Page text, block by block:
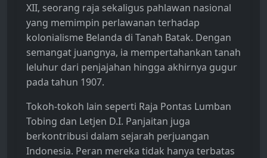
XII, seorang raja sekaligus pahlawan nasional
yang memimpin perlawanan terhadap
kolonialisme Belanda di Tanah Batak. Dengan
semangat juangnya, ia mempertahankan tanah
leluhur dari penjajahan hingga akhirnya gugur
pada tahun 1907.
Tokoh-tokoh lain seperti Raja Pontas Lumban
Tobing dan Letjen D.I. Panjaitan juga
berkontribusi dalam sejarah perjuangan
Indonesia. Peran mereka tidak hanya terbatas